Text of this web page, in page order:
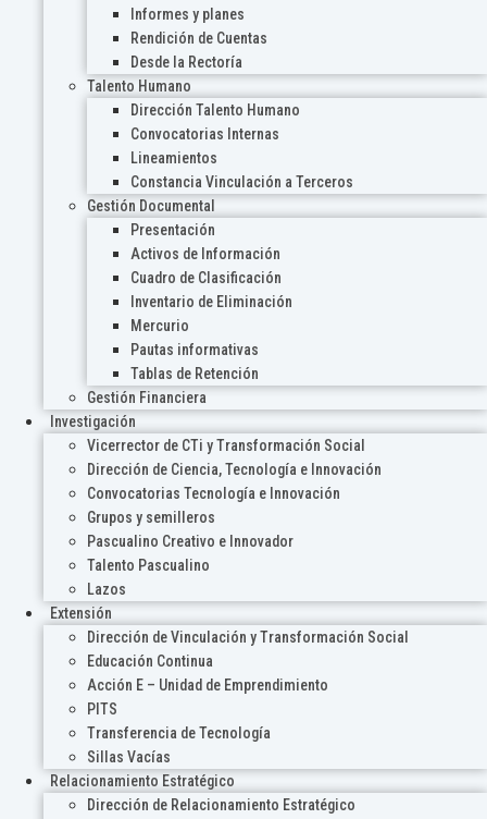
Informes y planes
Rendición de Cuentas
Desde la Rectoría
Talento Humano
Dirección Talento Humano
Convocatorias Internas
Lineamientos
Constancia Vinculación a Terceros
Gestión Documental
Presentación
Activos de Información
Cuadro de Clasificación
Inventario de Eliminación
Mercurio
Pautas informativas
Tablas de Retención
Gestión Financiera
Investigación
Vicerrector de CTi y Transformación Social
Dirección de Ciencia, Tecnología e Innovación
Convocatorias Tecnología e Innovación
Grupos y semilleros
Pascualino Creativo e Innovador
Talento Pascualino
Lazos
Extensión
Dirección de Vinculación y Transformación Social
Educación Continua
Acción E – Unidad de Emprendimiento
PITS
Transferencia de Tecnología
Sillas Vacías
Relacionamiento Estratégico
Dirección de Relacionamiento Estratégico